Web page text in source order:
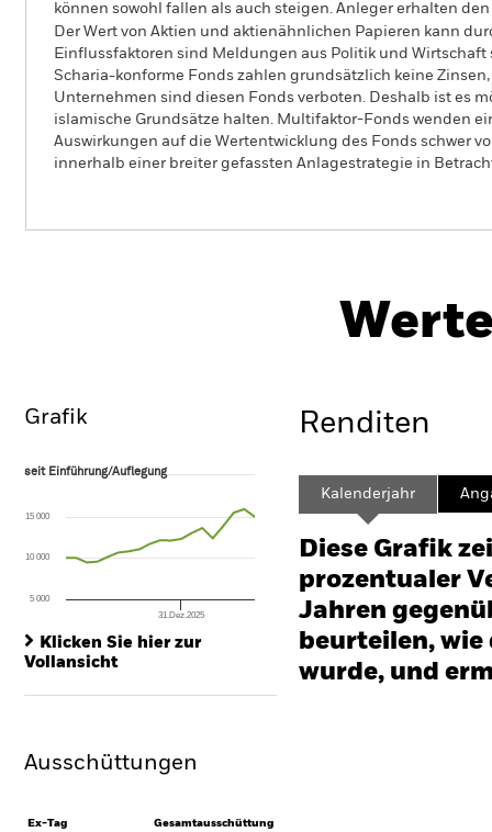
können sowohl fallen als auch steigen. Anleger erhalten
Der Wert von Aktien und aktienähnlichen Papieren kann
Einflussfaktoren sind Meldungen aus Politik und
Scharia-konforme Fonds zahlen grundsätzlich keine
Unternehmen sind diesen Fonds verboten. Deshalb ist es
islamische Grundsätze halten. Multifaktor-Fonds wenden
Auswirkungen auf die Wertentwicklung des Fonds schwer
innerhalb einer breiter gefassten Anlagestrategie in
Wertentwicklung
Grafik
seit Einführung/Auflegung
The chart has 1 X axis displaying Time. Range: 2025-01-31 00:00:00 to
The chart has 1 Y axis displaying values. Range: -50 to 100.
seit Einführung/Auflegung
31.Dez.2025
5 000
10 000
15 000
Klicken Sie hier zur
Vollansicht
Ausschüttungen
Ex-Tag Gesamtausschüttung
Renditen
Kalenderjahr
Diese Grafik
prozentualer
Jahren
beurteilen,
wurde, und